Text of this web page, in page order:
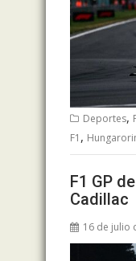
Deportes,
F1 ,
F1 GP
Cadillac
16 de julio